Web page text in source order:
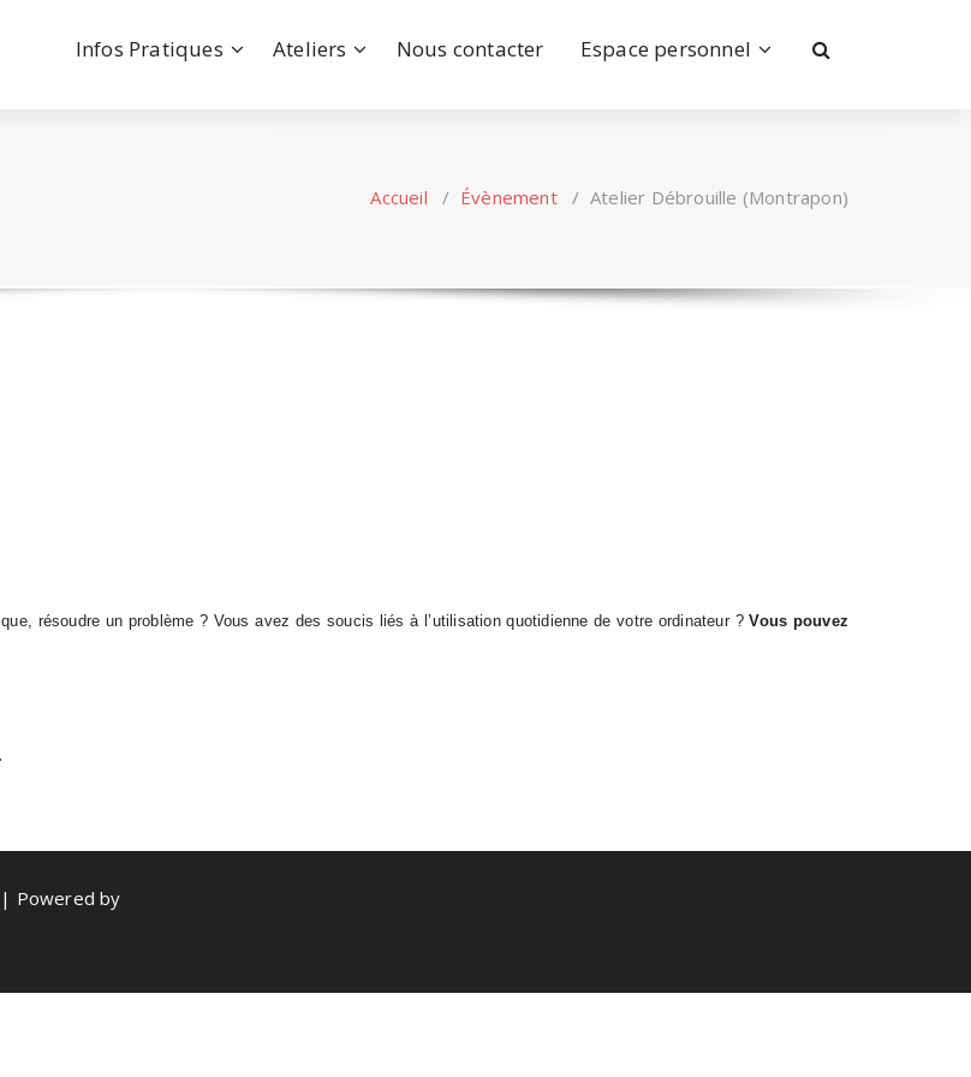
Infos Pratiques Ateliers Nous contacter Espace personnel
Accueil / Évènement/ Atelier Débrouille (Montrapon)
résoudre un problème ? Vous avez des soucis liés à l’utilisation quotidienne de votre ordinateur ?Vous pouvez
| Powered by